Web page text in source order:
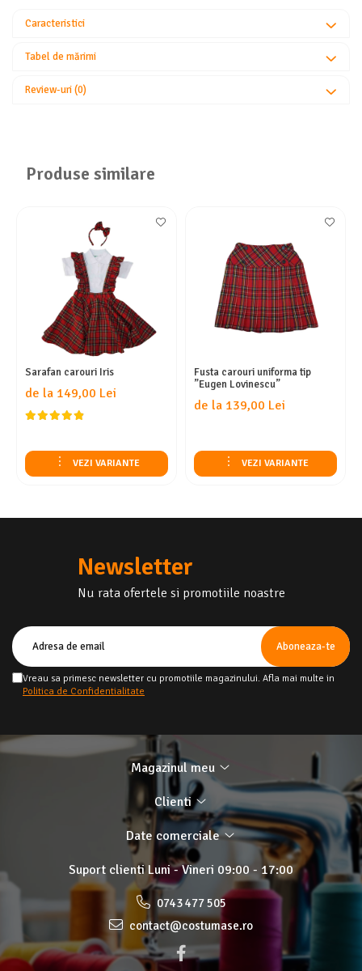
Caracteristici
Tabel de mărimi
Review-uri(0)
Produse similare
Sarafan carouri Iris
de la 149,00 Lei
VEZI VARIANTE
Fusta carouri uniforma tip
”Eugen Lovinescu”
de la 139,00 Lei
VEZI VARIANTE
Newsletter
Nu rata ofertele si promotiile noastre
Vreau sa primesc newsletter cu promotiile magazinului. Afla mai multe in
Politica de Confidentialitate
Magazinul meu
Clienti
Date comerciale
Suport clienti Luni - Vineri 09:00 - 17:00
0743 477 505
contact@costumase.ro